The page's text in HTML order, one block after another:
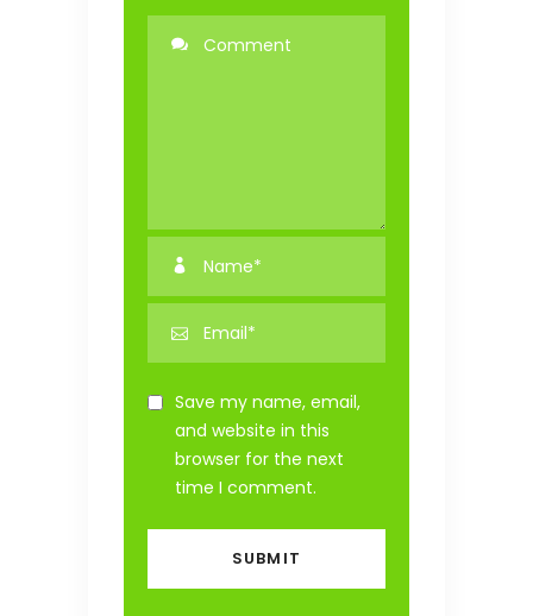
Save my name, email,
and website in this
browser for the next
time I comment.